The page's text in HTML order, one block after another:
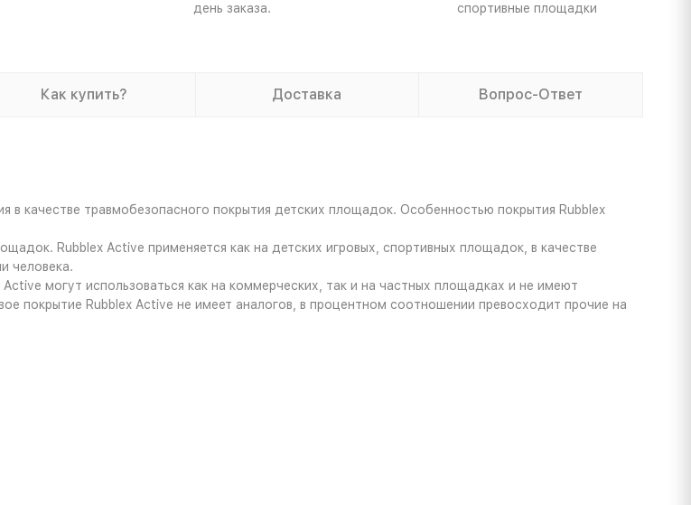
день заказа.
спортивные площадки
Как купить? Доставка Вопрос-Ответ
в качестве травмобезопасного покрытия детских площадок. Особенностью покрытия Rubblex
Rubblex Active применяется как на детских игровых, спортивных площадок, в качестве
человека.
могут использоваться как на коммерческих, так и на частных площадках и не имеют
покрытие Rubblex Active не имеет аналогов, в процентном соотношении превосходит прочие на